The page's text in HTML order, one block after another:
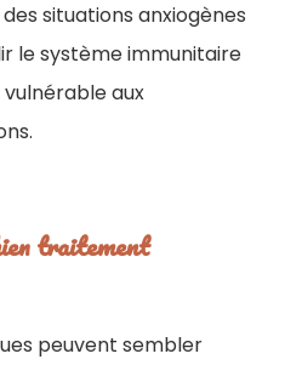
situations anxiogènes
le système immunitaire
aux
traitement
peuvent sembler